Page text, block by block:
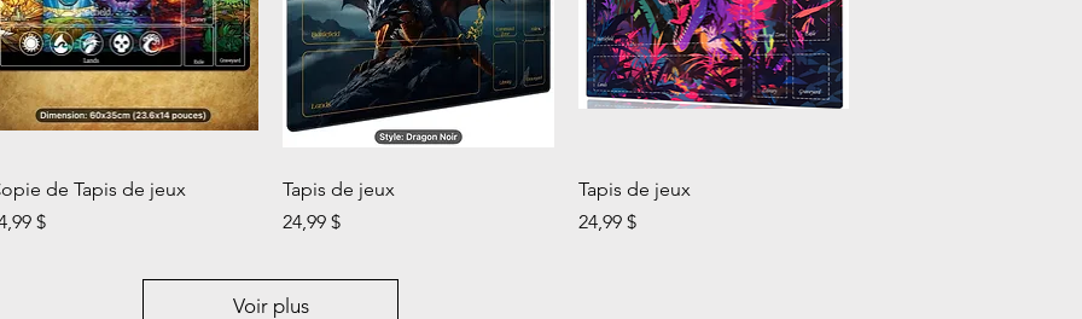
Aperçu rapide
de Tapis de jeux
$
Aperçu rapide
Tapis de jeux
Prix
24,99 $
Aperçu rapide
Tapis de jeux
Prix
24,99 $
Voir plus